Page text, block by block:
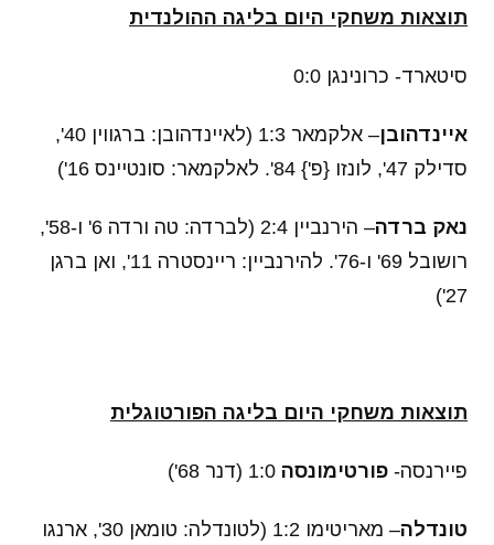
תוצאות משחקי היום בליגה ההולנדית
סיטארד- כרונינגן 0:0
איינדהובן
– אלקמאר 1:3 (לאיינדהובן: ברגווין 40',
סדילק 47', לונזו {פ'} 84'. לאלקמאר: סונטיינס 16')
נאק ברדה
– הירנביין 2:4 (לברדה: טה ורדה 6' ו-58',
רושובל 69' ו-76'. להירנביין: ריינסטרה 11', ואן ברגן
27')
תוצאות משחקי היום בליגה הפורטוגלית
פיירנסה- פורטימונסה 1:0 (דנר 68')
טונדלה
– מאריטימו 1:2 (לטונדלה: טומאן 30', ארנגו